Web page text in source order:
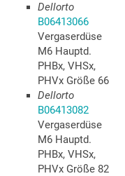
Dellorto
B06413066
Vergaserdüse
M6 Hauptd.
PHBx, VHSx,
PHVx Größe 66
Dellorto
B06413082
Vergaserdüse
M6 Hauptd.
PHBx, VHSx,
PHVx Größe 82